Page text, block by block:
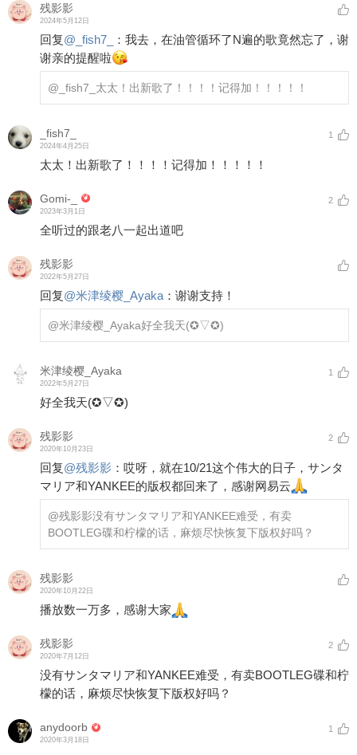
残影影
2024年5月12日
回复@ _fish7_ ： 我去，在油管循环了N遍的歌竟然忘了，谢
谢亲的提醒啦
@_fish7_ 太太！出新歌了！！！！记得加！！！！！
_fish7_
2024年4月25日
1
太太！出新歌了！！！！记得加！！！！！
Gomi-_
2023年3月1日
2
全听过的跟老八一起出道吧
残影影
2022年5月27日
回复@米津绫樱_Ayaka ： 谢谢支持！
@米津绫樱_Ayaka好全我天(✪▽✪)
米津绫樱_Ayaka
2022年5月27日
1
好全我天(✪▽✪)
残影影
2020年10月23日
2
回复@残影影 ： 哎呀，就在10/21这个伟大的日子，サンタ
マリア和YANKEE的版权都回来了，感谢网易云
@残影影没有サンタマリア和YANKEE难受，有卖
BOOTLEG碟和柠檬的话，麻烦尽快恢复下版权好吗？
残影影
2020年10月22日
播放数一万多，感谢大家
残影影
2020年7月12日
2
没有サンタマリア和YANKEE难受，有卖BOOTLEG碟和柠
檬的话，麻烦尽快恢复下版权好吗？
anydoorb
2020年3月18日
1